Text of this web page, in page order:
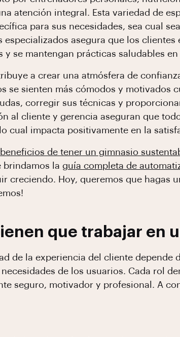
atención integral. Esta variedad de
para sus necesidades, sea cual
especializados asegura que los
y se mantengan prácticas saludables
a crear una atmósfera de
se sienten más cómodos y motivados
corregir sus técnicas y
al cliente y gerencia aseguran que
cual impacta positivamente en la
beneficios de tener un gimnasio
brindamos la guía completa de
creciendo. Hoy, queremos que hagas
que trabajar en
de la experiencia del cliente depende
de los usuarios. Cada rol
seguro, motivador y profesional. A